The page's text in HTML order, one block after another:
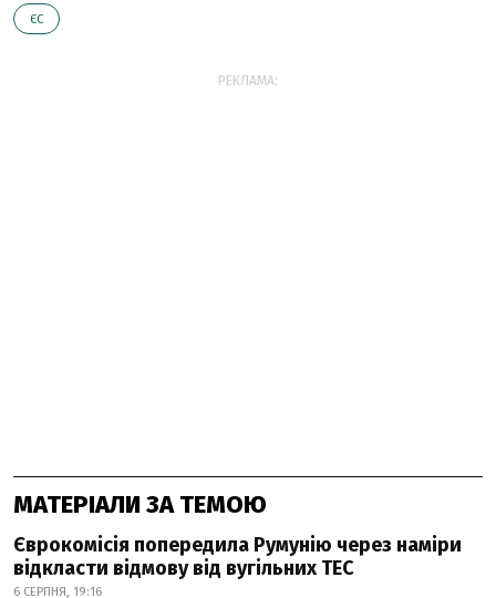
ЄС
РЕКЛАМА:
МАТЕРІАЛИ ЗА ТЕМОЮ
Єврокомісія попередила Румунію через наміри
відкласти відмову від вугільних ТЕС
6 СЕРПНЯ, 19:16